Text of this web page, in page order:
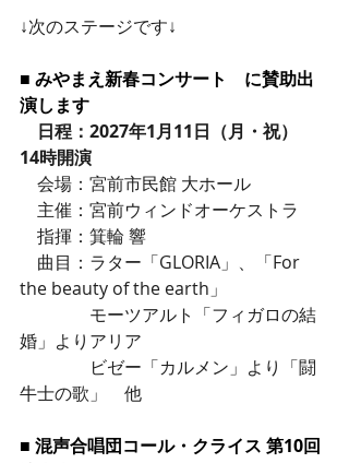
↓次のステージです↓
■ みやまえ新春コンサート　に賛助出
演します
日程：2027年1月11日（月・祝）
14時開演
会場：宮前市民館 大ホール
主催：宮前ウィンドオーケストラ
指揮：箕輪 響
曲目：ラター「GLORIA」、「For
the beauty of the earth」
モーツアルト「フィガロの結
婚」よりアリア
​　　　　ビゼー「カルメン」より「闘
牛士の歌」　他
■ 混声合唱団コール・クライス 第10回